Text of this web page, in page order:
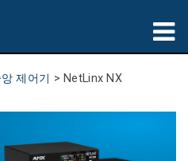
제어기 > NetLinx NX